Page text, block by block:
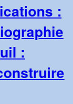
2024
:
: